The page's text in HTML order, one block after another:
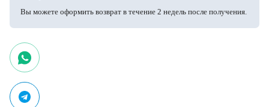
Вы можете оформить возврат в течение 2 недель после получения.